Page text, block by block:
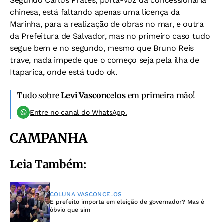
chinesa, está faltando apenas uma licença da
Marinha, para a realização de obras no mar, e outra
da Prefeitura de Salvador, mas no primeiro caso tudo
segue bem e no segundo, mesmo que Bruno Reis
trave, nada impede que o começo seja pela ilha de
Itaparica, onde está tudo ok.
Tudo sobreLevi Vasconcelosem primeira mão!
Entre no canal do WhatsApp.
CAMPANHA
Leia Também:
COLUNA VASCONCELOS
E prefeito importa em eleição de governador? Mas é
óbvio que sim